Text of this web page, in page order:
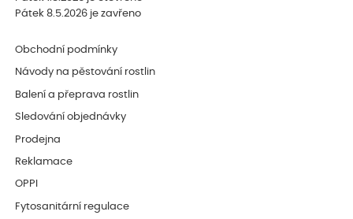
Pátek 8.5.2026 je zavřeno
Obchodní podmínky
Návody na pěstování rostlin
Balení a přeprava rostlin
Sledování objednávky
Prodejna
Reklamace
OPPI
Fytosanitární regulace